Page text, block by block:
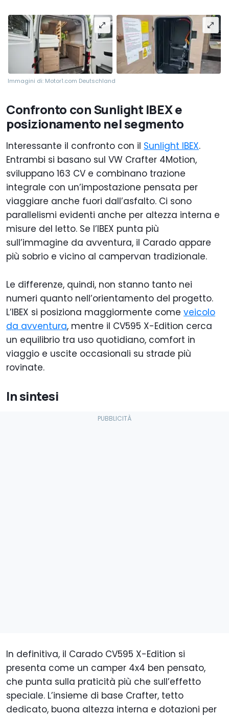
Immagini di: Motor1.com Deutschland
Confronto con Sunlight IBEX e
posizionamento nel segmento
Interessante il confronto con il Sunlight IBEX.
Entrambi si basano sul VW Crafter 4Motion,
sviluppano 163 CV e combinano trazione
integrale con un’impostazione pensata per
viaggiare anche fuori dall’asfalto. Ci sono
parallelismi evidenti anche per altezza interna e
misure del letto. Se l’IBEX punta più
sull’immagine da avventura, il Carado appare
più sobrio e vicino al campervan tradizionale.
Le differenze, quindi, non stanno tanto nei
numeri quanto nell’orientamento del progetto.
L’IBEX si posiziona maggiormente come veicolo
da avventura, mentre il CV595 X-Edition cerca
un equilibrio tra uso quotidiano, comfort in
viaggio e uscite occasionali su strade più
rovinate.
In sintesi
In definitiva, il Carado CV595 X-Edition si
presenta come un camper 4x4 ben pensato,
che punta sulla praticità più che sull’effetto
speciale. L’insieme di base Crafter, tetto
dedicato, buona altezza interna e dotazioni per